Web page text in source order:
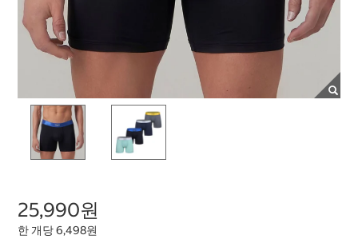
25,990원
한 개당 6,498원